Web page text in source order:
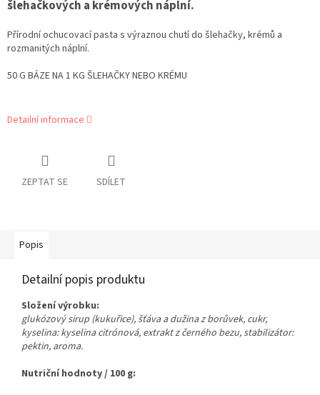
šlehačkových a krémových náplní.
Přírodní ochucovací pasta s výraznou chutí do šlehačky, krémů a
rozmanitých náplní.
50 G BÁZE NA 1 KG ŠLEHAČKY NEBO KRÉMU
Detailní informace
ZEPTAT SE SDÍLET
Popis
Detailní popis produktu
Složení výrobku:
glukózový sirup (kukuřice), šťáva a dužina z borůvek, cukr,
kyselina: kyselina citrónová, extrakt z černého bezu, stabilizátor:
pektin, aroma.
Nutriční hodnoty / 100 g: